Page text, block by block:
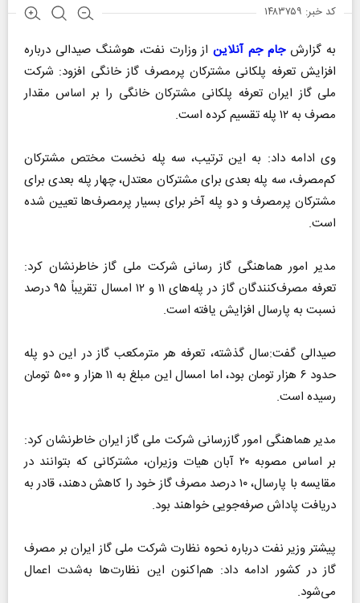
کد خبر: ۱۴۸۳۷۵۹
به گزارشجام جم آنلایناز وزارت نفت، هوشنگ صیدالی درباره
افزایش تعرفه پلکانی مشترکان پرمصرف گاز خانگی افزود: شرکت
ملی گاز ایران تعرفه پلکانی مشترکان خانگی را بر اساس مقدار
مصرف به ۱۲ پله تقسیم کرده است.
وی ادامه داد: به این ترتیب، سه پله نخست مختص مشترکان
کم‌مصرف، سه پله بعدی برای مشترکان معتدل، چهار پله بعدی برای
مشترکان پرمصرف و دو پله آخر برای بسیار پرمصرف‌ها تعیین شده
است.
مدیر امور هماهنگی گاز رسانی شرکت ملی گاز خاطرنشان کرد:
تعرفه مصرف‌کنندگان گاز در پله‌های ۱۱ و ۱۲ امسال تقریباً ۹۵ درصد
نسبت به پارسال افزایش یافته است.
صیدالی گفت:سال گذشته، تعرفه هر مترمکعب گاز در این دو پله
حدود ۶ هزار تومان بود، اما امسال این مبلغ به ۱۱ هزار و ۵۰۰ تومان
رسیده است.
مدیر هماهنگی امور گازرسانی شرکت ملی گاز ایران خاطرنشان کرد:
بر اساس مصوبه ۲۰ آبان هیات وزیران، مشترکانی که بتوانند در
مقایسه با پارسال، ۱۰ درصد مصرف گاز خود را کاهش دهند، قادر به
دریافت پاداش صرفه‌جویی خواهند بود.
پیشتر وزیر نفت درباره نحوه نظارت شرکت ملی گاز ایران بر مصرف
گاز در کشور ادامه داد: هم‌اکنون این نظارت‌ها به‌شدت اعمال
می‌شود.